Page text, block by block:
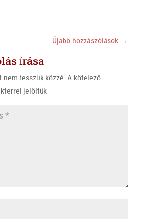
Újabb hozzászólások →
írása
nem tesszük közzé. A kötelező
jelöltük